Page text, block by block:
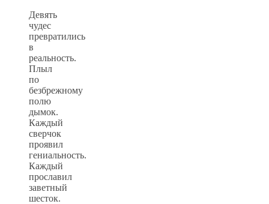
Девять
чудес
превратились
в
реальность.
Плыл
по
безбрежному
полю
дымок.
Каждый
сверчок
проявил
гениальность.
Каждый
прославил
заветный
шесток.